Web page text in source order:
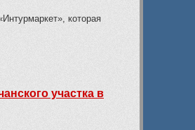
которая
участка в